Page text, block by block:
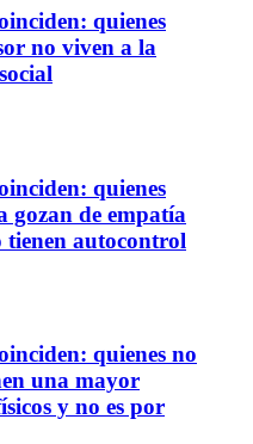
quienes
no viven a la
quienes
gozan de empatía
autocontrol
quienes no
una mayor
y no es por